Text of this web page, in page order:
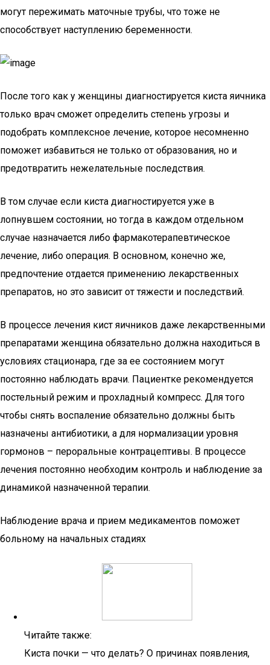
могут пережимать маточные трубы, что тоже не
способствует наступлению беременности.
После того как у женщины диагностируется киста яичника
только врач сможет определить степень угрозы и
подобрать комплексное лечение, которое несомненно
поможет избавиться не только от образования, но и
предотвратить нежелательные последствия.
В том случае если киста диагностируется уже в
лопнувшем состоянии, но тогда в каждом отдельном
случае назначается либо фармакотерапевтическое
лечение, либо операция. В основном, конечно же,
предпочтение отдается применению лекарственных
препаратов, но это зависит от тяжести и последствий.
В процессе лечения кист яичников даже лекарственными
препаратами женщина обязательно должна находиться в
условиях стационара, где за ее состоянием могут
постоянно наблюдать врачи. Пациентке рекомендуется
постельный режим и прохладный компресс. Для того
чтобы снять воспаление обязательно должны быть
назначены антибиотики, а для нормализации уровня
гормонов – пероральные контрацептивы. В процессе
лечения постоянно необходим контроль и наблюдение за
динамикой назначенной терапии.
Наблюдение врача и прием медикаментов поможет
больному на начальных стадиях
Читайте также:
Киста почки — что делать? О причинах появления,